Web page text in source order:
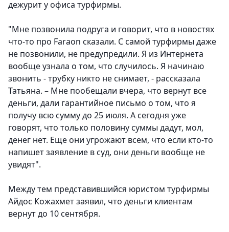
дежурит у офиса турфирмы.
"Мне позвонила подруга и говорит, что в новостях
что-то про Faraon сказали. С самой турфирмы даже
не позвонили, не предупредили. Я из Интернета
вообще узнала о том, что случилось. Я начинаю
звонить - трубку никто не снимает, - рассказала
Татьяна. – Мне пообещали вчера, что вернут все
деньги, дали гарантийное письмо о том, что я
получу всю сумму до 25 июля. А сегодня уже
говорят, что только половину суммы дадут, мол,
денег нет. Еще они угрожают всем, что если кто-то
напишет заявление в суд, они деньги вообще не
увидят".
Между тем представившийся юристом турфирмы
Айдос Кожахмет заявил, что деньги клиентам
вернут до 10 сентября.